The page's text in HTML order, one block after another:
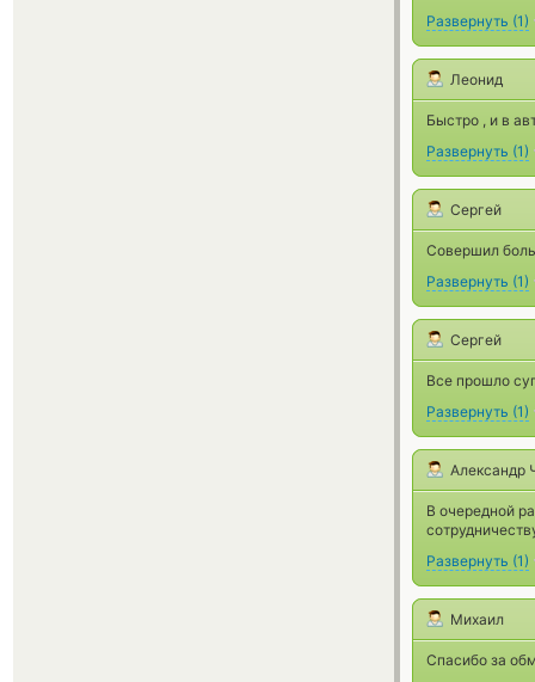
Развернуть (1)
Леонид
Быстро , и в
Развернуть (1)
Сергей
Совершил
Развернуть (1)
Сергей
Все прошло
Развернуть (1)
Александр
В очередной
Развернуть (1)
Михаил
Спасибо за